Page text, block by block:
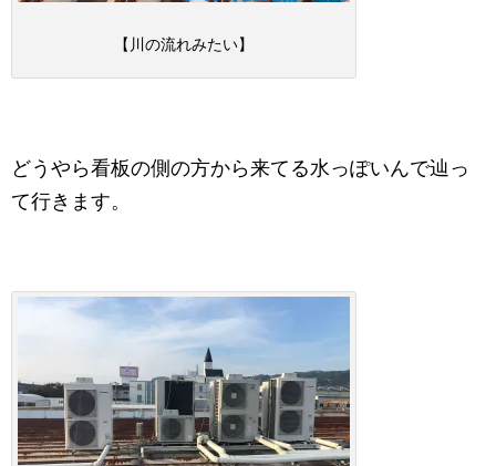
【川の流れみたい】
どうやら看板の側の方から来てる水っぽいんで辿っ
て行きます。